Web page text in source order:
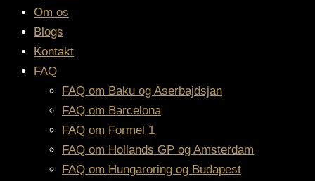
Om os
Blogs
Kontakt
FAQ
FAQ om Baku og Aserbajdsjan
FAQ om Barcelona
FAQ om Formel 1
FAQ om Hollands GP og Amsterdam
FAQ om Hungaroring og Budapest